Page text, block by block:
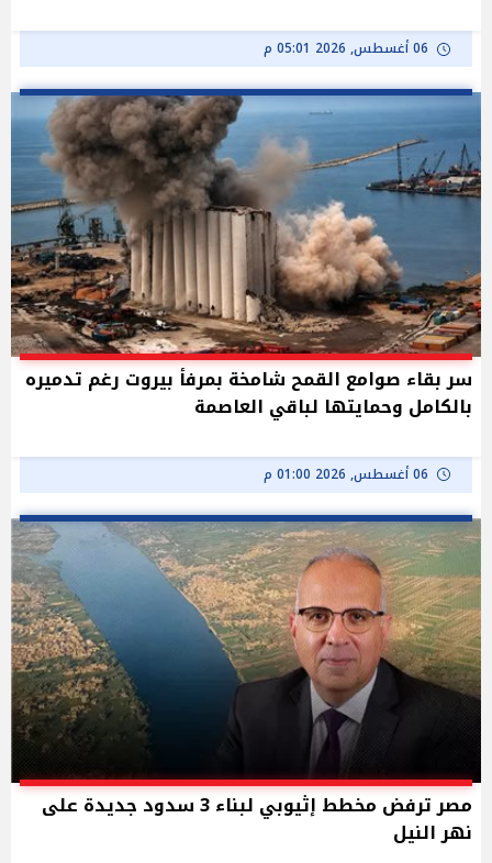
06 أغسطس, 2026 05:01 م
سر بقاء صوامع القمح شامخة بمرفأ بيروت رغم تدميره
بالكامل وحمايتها لباقي العاصمة
06 أغسطس, 2026 01:00 م
مصر ترفض مخطط إثيوبي لبناء 3 سدود جديدة على
نهر النيل